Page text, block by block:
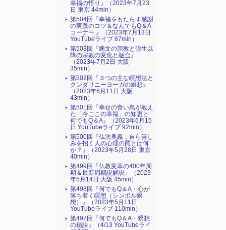
幸福の悟り』（2023年7月23
日 東京 44min）
第504回『幸福をもたらす感謝
の実践のコツ＆なんでもQ＆A
コーナー 』（2023年7月13日
YouTubeライブ 87min）
第503回『縄文の宗教と弥生以
降の宗教の変化と融合』
（2023年7月2日 大阪
35min）
第502回『３つの主な瞑想法と
クンダリニーヨーガの瞑想』
（2023年6月11日 大阪
43min）
第501回『幸せの青い鳥が教え
た「今ここの幸福」の知恵と
何でもQ＆A』（2023年6月15
日 YouTubeライブ 92min）
第500回『仏法奥義：自ら苦し
みを招く人の心理の罠とは何
か？』（2023年5月28日 東京
40min）
第499回「仏教変革の400年周
期＆最新周期説解説」（2023
年5月14日 大阪 45min）
第498回『何でもQ＆A・心が
落ち着く瞑想（シンボル瞑
想）』（2023年5月11日
YouTubeライブ 110min）
第497回『何でもQ＆A・瞑想
の秘訣』（4/13 YouTubeライ